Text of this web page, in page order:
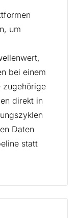
um
bei einem
zugehörige
direkt in
Daten
statt